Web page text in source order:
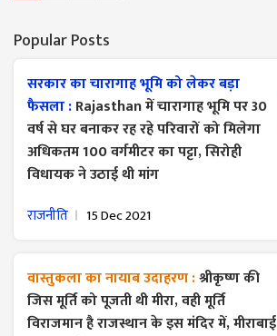
Popular Posts
सरकार का चारागाह भूमि को लेकर बड़ा
फैसला :Rajasthan में चारागाह भूमि पर 30
वर्ष से घर बनाकर रह रहे परिवारों को मिलेगा
अधिकतम 100 वर्गमीटर का पट्टा, सिरोही
विधायक ने उठाई थी मांग
राजनीति 15 Dec 2021
वास्तुकला का नायाब उदाहरण :श्रीकृष्ण की
जिस मूर्ति को पूजती थी मीरा, वही मूर्ति
विराजमान है राजस्थान के इस मंदिर में, मीराबाई